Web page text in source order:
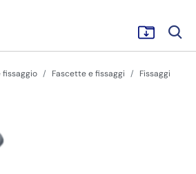
fissaggio Fascette e fissaggi
Fissaggi